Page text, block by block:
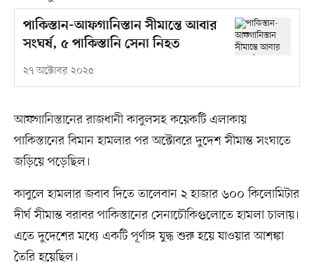
পাকিস্তান-আফগানিস্তান সীমান্তে আবার
সংঘর্ষ, ৫ পাকিস্তানি সেনা নিহত
২৭ অক্টোবর ২০২৫
আফগানিস্তানের রাজধানী কাবুলসহ কয়েকটি এলাকায়
পাকিস্তানের বিমান হামলার পর অক্টোবরে দুদেশ সীমান্ত সংঘাতে
জড়িয়ে পড়েছিল।
কাবুলে হামলার জবাব দিতে তালেবান ২ হাজার ৬০০ কিলোমিটার
দীর্ঘ সীমান্ত বরাবর পাকিস্তানের সেনাচৌকিগুলোতে হামলা চালায়।
এতে দুদেশের মধ্যে একটি পূর্ণাঙ্গ যুদ্ধ শুরু হয়ে যাওয়ার আশঙ্কা
তৈরি হয়েছিল।